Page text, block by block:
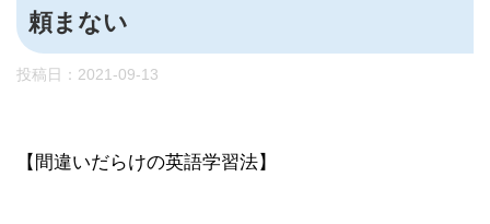
頼まない
投稿日： 2021-09-13
【間違いだらけの英語学習法】